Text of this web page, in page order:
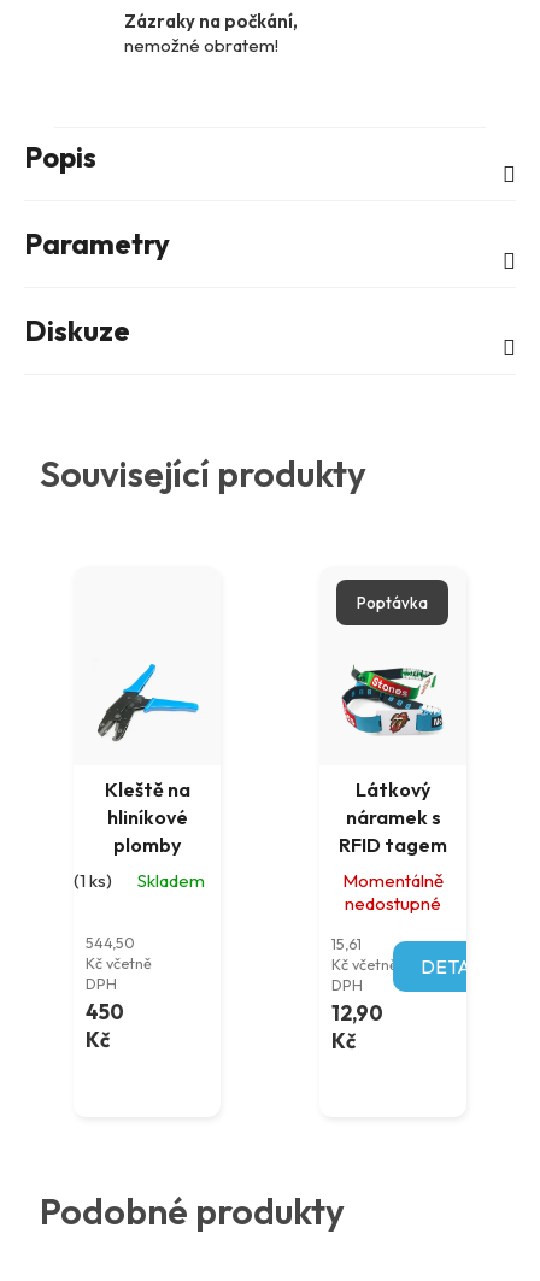
Zázraky na počkání,
nemožné obratem!
Popis
Parametry
Diskuze
Související produkty
Kleště na
hliníkové
plomby
Skladem
(1 ks)
544,50
Kč včetně
DPH
450
Kč
Poptávka
Látkový
náramek s
RFID tagem
Momentálně
nedostupné
15,61
Kč včetně
DPH
12,90
Kč
DETAIL
Podobné produkty